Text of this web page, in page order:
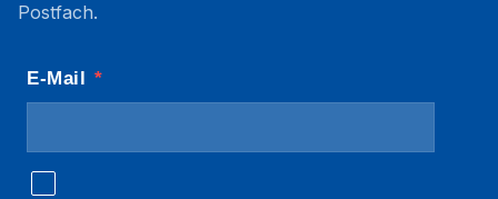
Postfach.